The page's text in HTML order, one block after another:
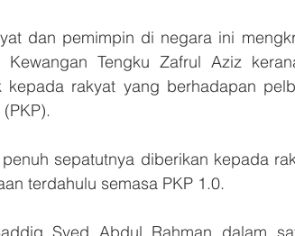
dan pemimpin di negara ini
Kewangan Tengku Zafrul Aziz
kepada rakyat yang berhadapan
sepatutnya diberikan kepada
terdahulu semasa PKP 1.0.
Syed Abdul Rahman dalam